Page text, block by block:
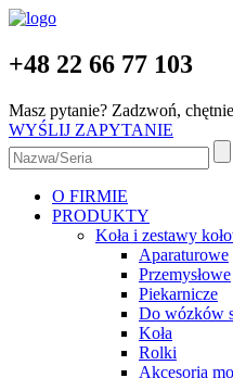
+48 22 66 77 103
Masz pytanie? Zadzwoń,
WYŚLIJ ZAPYTANIE
O FIRMIE
PRODUKTY
Koła i zestawy
Aparaturowe
Przemysłowe
Piekarnicze
Do wózków
Koła
Rolki
Akcesoria